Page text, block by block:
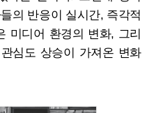
의 반응이 실시간, 즉각적
미디어 환경의 변화, 그리
심도 상승이 가져온 변화